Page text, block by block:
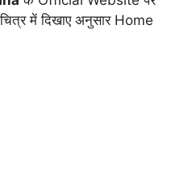
में दिखाए अनुसार Home